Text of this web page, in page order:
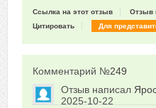
Ссылка на этот отзыв
Отзыв
Цитировать
Для
Комментарий №249
Отзыв написал
2025-10-22